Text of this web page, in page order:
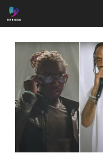
Aller
au